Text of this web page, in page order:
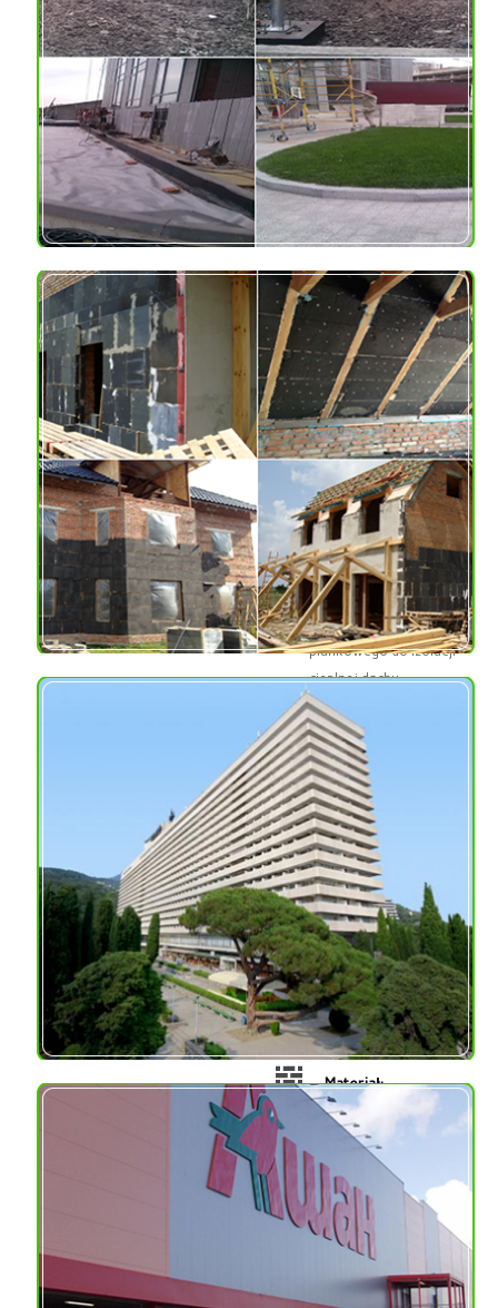
Kijów, Ukraina
Materiał:
Izolacja - nieobrobione
bloki szkła piankowego
Usługi dodatkowe:
dostawa szkła
piankowego
KOMPLEKS
MIESZKANIOWY
Adres:
ulica Iwana Kudri, Kijów,
Ukraina
Materiał:
okruchy szkła
piankowego do izolacji
cieplnej dachu
Usługi dodatkowe:
DOMY PRYWATNE
Adres:
wojewódstwie
Kijowskim, Ukraina
Materiał:
nieobrobione bloki szkła
piankowego, bloki szkła
piankowego z powłoką
bitumiczną, okruchy
szkła piankowego
Usługi dodatkowe:
Kontrola izolacji